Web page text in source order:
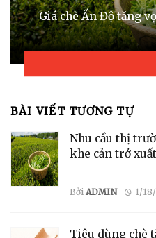
Giá chè Ấn Độ tăng
BÀI VIẾT TƯƠNG TỰ
Nhu cầu thị
khe cản trở
Bởi ADMIN 1/
Tiêu dùng chè